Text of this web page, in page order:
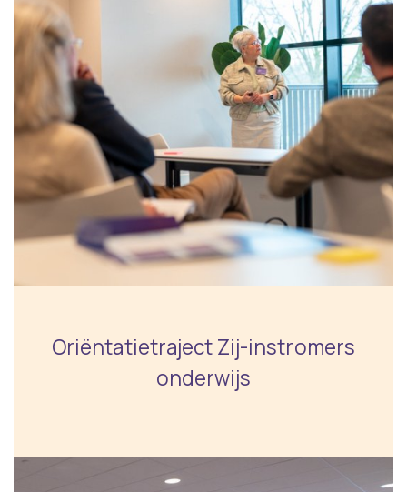
Oriëntatietraject Zij-instromers
onderwijs